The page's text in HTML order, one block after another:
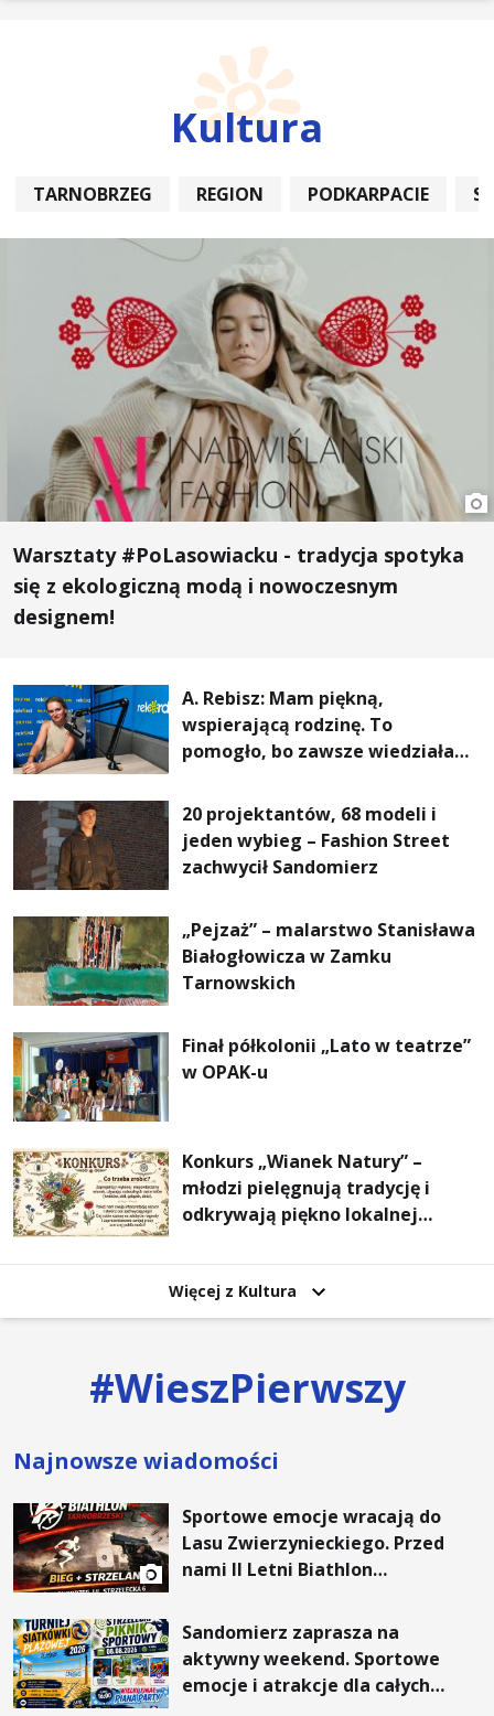
Kultura
TARNOBRZEG REGION PODKARPACIE
Warsztaty #PoLasowiacku - tradycja spotyka
się z ekologiczną modą i nowoczesnym
designem!
A. Rebisz: Mam piękną,
wspierającą rodzinę. To
pomogło, bo zawsze wiedziałam,
najważniejsza
20 projektantów, 68 modeli i
jeden wybieg – Fashion Street
zachwycił Sandomierz
„Pejzaż” – malarstwo Stanisława
Białogłowicza w Zamku
Tarnowskich
Finał półkolonii „Lato w teatrze”
w OPAK-u
Konkurs „Wianek Natury” –
młodzi pielęgnują tradycję i
odkrywają piękno lokalnej
Więcej z Kultura
#WieszPierwszy
Najnowsze wiadomości
Sportowe emocje wracają do
Lasu Zwierzynieckiego. Przed
nami II Letni Biathlon
Sandomierz zaprasza na
aktywny weekend. Sportowe
emocje i atrakcje dla całych